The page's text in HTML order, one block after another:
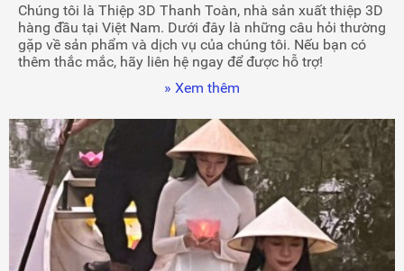
Chúng tôi là Thiệp 3D Thanh Toàn, nhà sản xuất thiệp 3D
hàng đầu tại Việt Nam. Dưới đây là những câu hỏi thường
gặp về sản phẩm và dịch vụ của chúng tôi. Nếu bạn có
thêm thắc mắc, hãy liên hệ ngay để được hỗ trợ!
» Xem thêm